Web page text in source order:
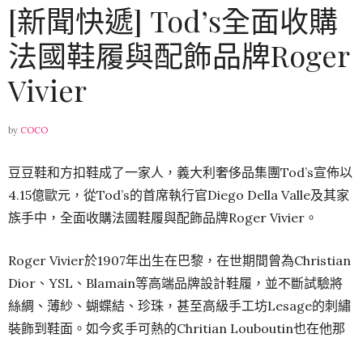
[新聞快遞] Tod’s全面收購
法國鞋履與配飾品牌Roger
Vivier
by COCO
豆豆鞋和方扣鞋成了一家人，義大利奢侈品集團Tod’s宣佈以
4.15億歐元，從Tod’s的首席執行官Diego Della Valle及其家
族手中，全面收購法國鞋履與配飾品牌Roger Vivier。
Roger Vivier於1907年出生在巴黎，在世期間曾為Christian
Dior、YSL、Blamain等高端品牌設計鞋履，並不斷試驗將
絲綢、薄紗、蝴蝶結、珍珠，甚至高級手工坊Lesage的刺繡
裝飾到鞋面。如今炙手可熱的Chritian Louboutin也在他那